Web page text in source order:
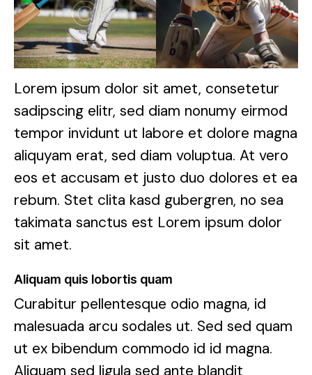
Lorem ipsum dolor sit amet, consetetur
sadipscing elitr, sed diam nonumy eirmod
tempor invidunt ut labore et dolore magna
aliquyam erat, sed diam voluptua. At vero
eos et accusam et justo duo dolores et ea
rebum. Stet clita kasd gubergren, no sea
takimata sanctus est Lorem ipsum dolor
sit amet.
Aliquam quis lobortis quam
Curabitur pellentesque odio magna, id
malesuada arcu sodales ut. Sed sed quam
ut ex bibendum commodo id id magna.
Aliquam sed ligula sed ante blandit